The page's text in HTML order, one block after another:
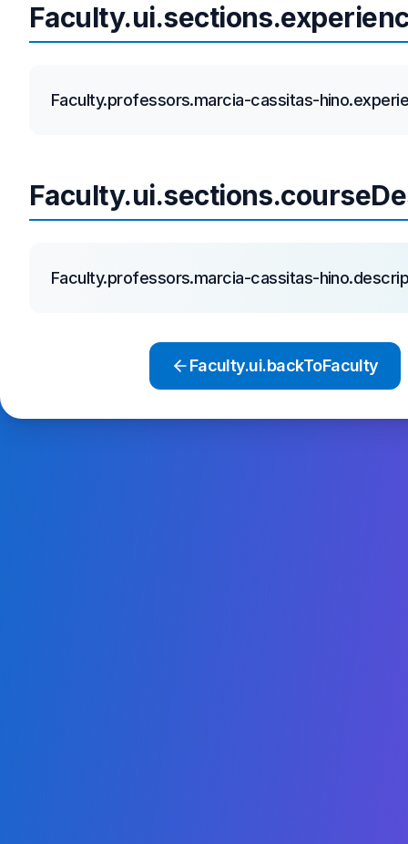
Faculty.professors.marcia-cassitas-
Faculty.professors.marcia-cassitas-
Faculty.ui.backToFaculty